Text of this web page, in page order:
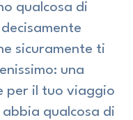
qualcosa di
sicuramente ti
una
per il tuo viaggio
abbia qualcosa di